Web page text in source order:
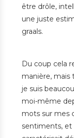
être drôle,
une juste
graals.
Du coup cela
manière, mais
je suis
moi-même
mots sur mes
sentiments,